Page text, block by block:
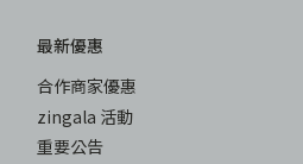
最新優惠
合作商家優惠
zingala 活動
重要公告